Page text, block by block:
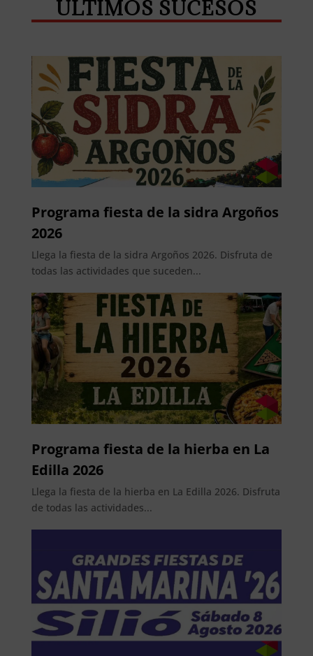
ÚLTIMOS SUCESOS
Programa fiesta de la sidra Argoños
2026
Llega la fiesta de la sidra Argoños 2026. Disfruta de
todas las actividades que suceden...
Programa fiesta de la hierba en La
Edilla 2026
Llega la fiesta de la hierba en La Edilla 2026. Disfruta
de todas las actividades...